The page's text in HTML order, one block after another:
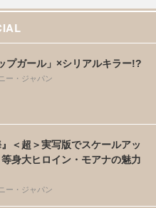
プガール」×シリアルキラー!?
ー・ジャパン
』＜超＞実写版でスケールアッ
身大ヒロイン・モアナの魅力
ー・ジャパン